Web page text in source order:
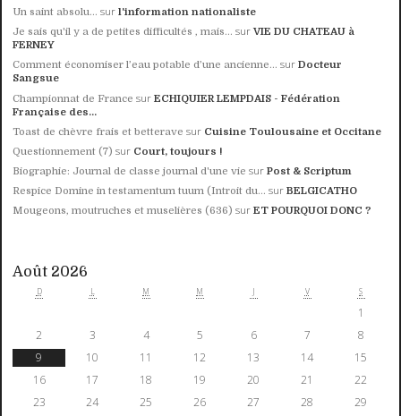
Un saint absolu… surl'information nationaliste
Je sais qu'il y a de petites difficultés , mais... surVIE DU CHATEAU à
FERNEY
Comment économiser l’eau potable d’une ancienne... surDocteur
Sangsue
Championnat de France surECHIQUIER LEMPDAIS - Fédération
Française des...
Toast de chèvre frais et betterave sur Cuisine Toulousaine et Occitane
Questionnement (7) sur Court, toujours !
Biographie: Journal de classe journal d'une vie surPost & Scriptum
Respice Domine in testamentum tuum (Introit du... surBELGICATHO
Mougeons, moutruches et muselières (636) surET POURQUOI DONC ?
Août 2026
D L M M J V S
1
2
3 4 5 6 7
8
9
10 11 12 13 14
15
16
17 18 19 20 21
22
23
24 25 26 27 28
29